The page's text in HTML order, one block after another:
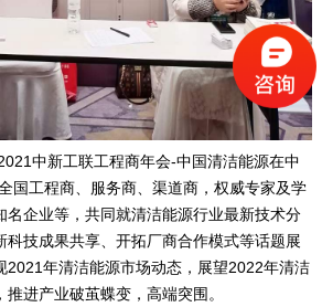
中新工联工程商年会-中国清洁能源在中
国工程商、服务商、渠道商，权威专家及学
名企业等，共同就清洁能源行业最新技术分
科技成果共享、开拓厂商合作模式等话题展
2021年清洁能源市场动态，展望2022年清洁
进产业破茧蝶变，高端突围。